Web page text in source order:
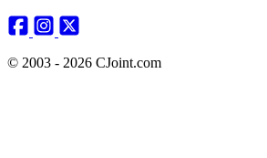
© 2003 - 2026 CJoint.com